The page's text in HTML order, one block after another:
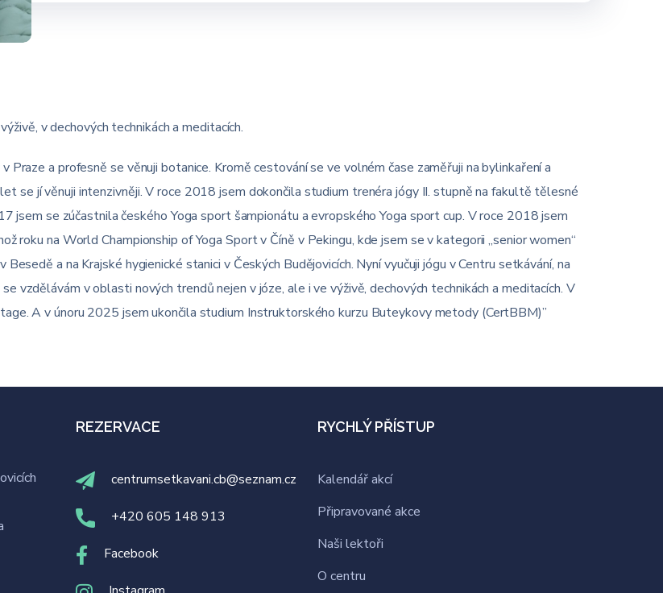
v dechových technikách a meditacích.
a profesně se věnuji botanice. Kromě cestování se ve volném čase zaměřuji na bylinkaření a
se jí věnuji intenzivněji. V roce 2018 jsem dokončila studium trenéra jógy II. stupně na fakultě tělesné
jsem se zúčastnila českého Yoga sport šampionátu a evropského Yoga sport cup. V roce 2018 jsem
roku na World Championship of Yoga Sport v Číně v Pekingu, kde jsem se v kategorii „senior women“
a na Krajské hygienické stanici v Českých Budějovicích. Nyní vyučuji jógu v Centru setkávání, na
vzdělávám v oblasti nových trendů nejen v józe, ale i ve výživě, dechových technikách a meditacích. V
A v únoru 2025 jsem ukončila studium Instruktorského kurzu Buteykovy metody (CertBBM)”
REZERVACE
centrumsetkavani.cb@seznam.cz
+420 605 148 913
Facebook
RYCHLÝ PŘÍSTUP
Kalendář akcí
Připravované akce
Naši lektoři
O centru